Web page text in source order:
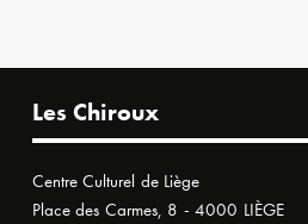
Les Chiroux
Centre Culturel de Liège
Place des Carmes, 8 - 4000 LIÈGE